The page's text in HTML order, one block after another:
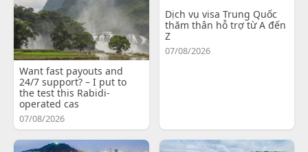
Want fast payouts and
24/7 support? – I put to
the test this Rabidi-
operated cas
07/08/2026
Dịch vụ visa Trung Quốc
thăm thân hỗ trợ từ A đến
Z
07/08/2026